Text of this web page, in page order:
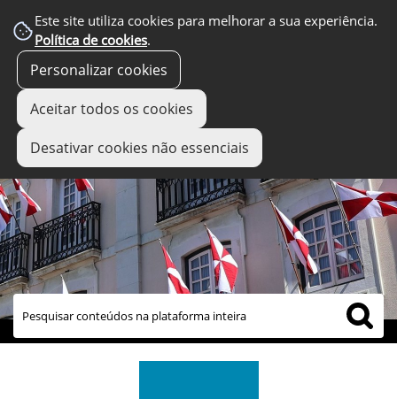
Este site utiliza cookies para melhorar a sua experiência.
Política de cookies.
Personalizar cookies
Aceitar todos os cookies
Desativar cookies não essenciais
links úteis